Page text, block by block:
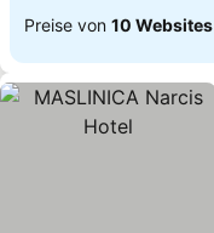
Preise von 10 Websites